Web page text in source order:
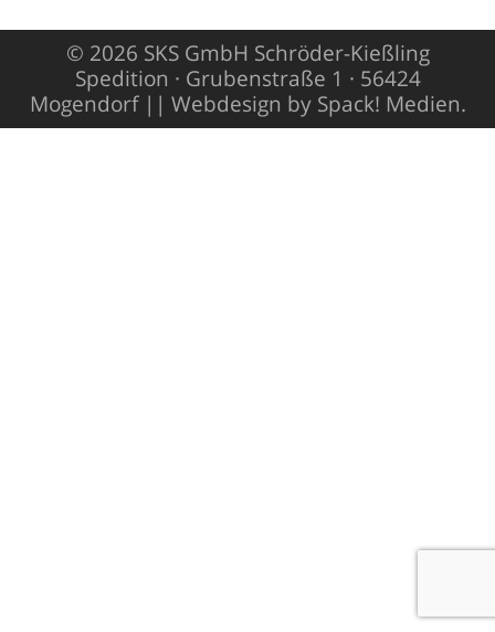
© 2026 SKS GmbH Schröder-Kießling
Spedition · Grubenstraße 1 · 56424
Mogendorf || Webdesign by Spack! Medien.